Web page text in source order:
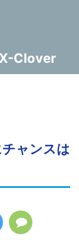
Clover
ャンスは